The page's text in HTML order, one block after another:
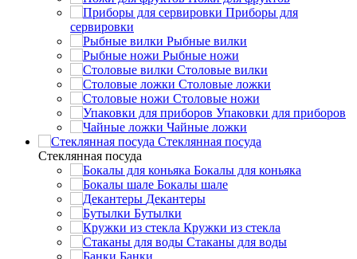
Приборы для
сервировки
Рыбные вилки
Рыбные ножи
Столовые вилки
Столовые ложки
Столовые ножи
Упаковки для приборов
Чайные ложки
Стеклянная посуда
Стеклянная посуда
Бокалы для коньяка
Бокалы шале
Декантеры
Бутылки
Кружки из стекла
Стаканы для воды
Банки